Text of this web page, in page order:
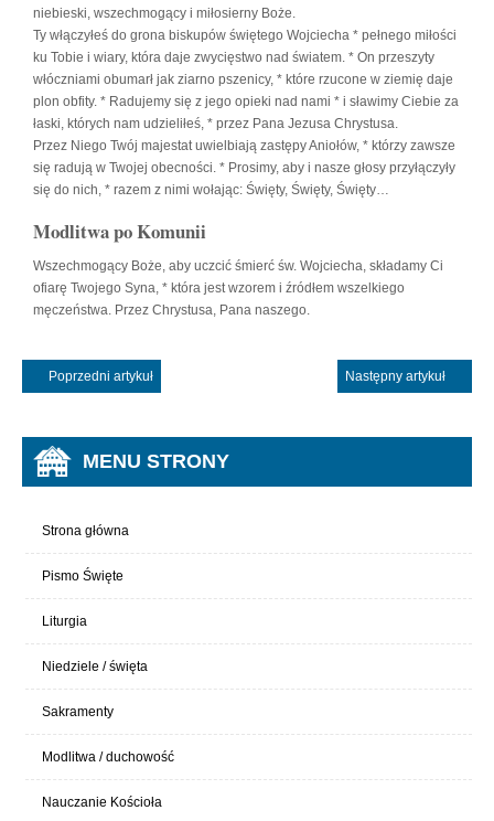
niebieski, wszechmogący i miłosierny Boże.
Ty włączyłeś do grona biskupów świętego Wojciecha * pełnego miłości
ku Tobie i wiary, która daje zwycięstwo nad światem. * On przeszyty
włóczniami obumarł jak ziarno pszenicy, * które rzucone w ziemię daje
plon obfity. * Radujemy się z jego opieki nad nami * i sławimy Ciebie za
łaski, których nam udzieliłeś, * przez Pana Jezusa Chrystusa.
Przez Niego Twój majestat uwielbiają zastępy Aniołów, * którzy zawsze
się radują w Twojej obecności. * Prosimy, aby i nasze głosy przyłączyły
się do nich, * razem z nimi wołając: Święty, Święty, Święty…
Modlitwa po Komunii
Wszechmogący Boże, aby uczcić śmierć św. Wojciecha, składamy Ci
ofiarę Twojego Syna, * która jest wzorem i źródłem wszelkiego
męczeństwa. Przez Chrystusa, Pana naszego.
Poprzedni artykuł Następny artykuł
MENU STRONY
Strona główna
Pismo Święte
Liturgia
Niedziele / święta
Sakramenty
Modlitwa / duchowość
Nauczanie Kościoła